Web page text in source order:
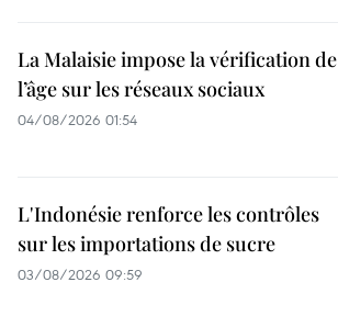
La Malaisie impose la vérification de
l’âge sur les réseaux sociaux
04/08/2026 01:54
L'Indonésie renforce les contrôles
sur les importations de sucre
03/08/2026 09:59